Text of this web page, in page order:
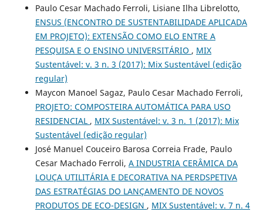
Paulo Cesar Machado Ferroli, Lisiane Ilha Librelotto,
ENSUS (ENCONTRO DE SUSTENTABILIDADE APLICADA
EM PROJETO): EXTENSÃO COMO ELO ENTRE A
PESQUISA E O ENSINO UNIVERSITÁRIO , MIX
Sustentável: v. 3 n. 3 (2017): Mix Sustentável (edição
regular)
Maycon Manoel Sagaz, Paulo Cesar Machado Ferroli,
PROJETO: COMPOSTEIRA AUTOMÁTICA PARA USO
RESIDENCIAL , MIX Sustentável: v. 3 n. 1 (2017): Mix
Sustentável (edição regular)
José Manuel Couceiro Barosa Correia Frade, Paulo
Cesar Machado Ferroli, A INDUSTRIA CERÂMICA DA
LOUÇA UTILITÁRIA E DECORATIVA NA PERDSPETIVA
DAS ESTRATÉGIAS DO LANÇAMENTO DE NOVOS
PRODUTOS DE ECO-DESIGN , MIX Sustentável: v. 7 n. 4